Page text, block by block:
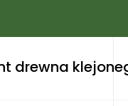
drewna